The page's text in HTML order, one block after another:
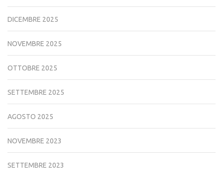
DICEMBRE 2025
NOVEMBRE 2025
OTTOBRE 2025
SETTEMBRE 2025
AGOSTO 2025
NOVEMBRE 2023
SETTEMBRE 2023